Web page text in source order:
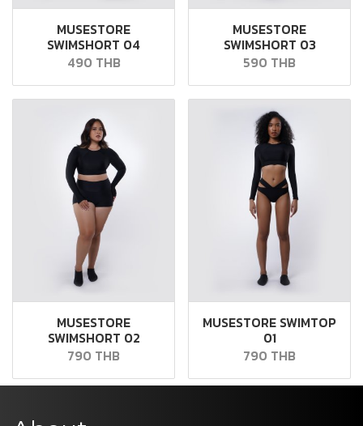
MUSESTORE
SWIMSHORT 04
490 THB
MUSESTORE
SWIMSHORT 03
590 THB
MUSESTORE
SWIMSHORT 02
790 THB
MUSESTORE SWIMTOP
01
790 THB